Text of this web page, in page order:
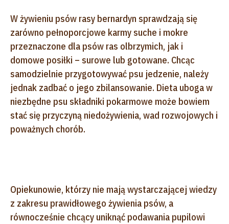
W żywieniu psów rasy bernardyn sprawdzają się
zarówno pełnoporcjowe karmy suche i mokre
przeznaczone dla psów ras olbrzymich, jak i
domowe posiłki – surowe lub gotowane. Chcąc
samodzielnie przygotowywać psu jedzenie, należy
jednak zadbać o jego zbilansowanie. Dieta uboga w
niezbędne psu składniki pokarmowe może bowiem
stać się przyczyną niedożywienia, wad rozwojowych i
poważnych chorób.
Opiekunowie, którzy nie mają wystarczającej wiedzy
z zakresu prawidłowego żywienia psów, a
równocześnie chcący uniknąć podawania pupilowi